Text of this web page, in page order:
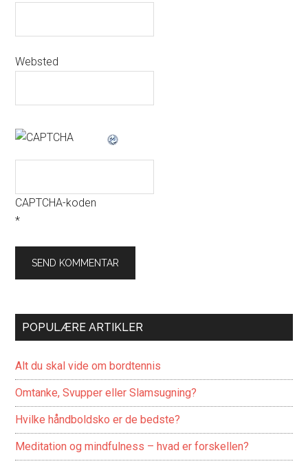
Websted
CAPTCHA-koden
*
POPULÆRE ARTIKLER
Alt du skal vide om bordtennis
Omtanke, Svupper eller Slamsugning?
Hvilke håndboldsko er de bedste?
Meditation og mindfulness – hvad er forskellen?